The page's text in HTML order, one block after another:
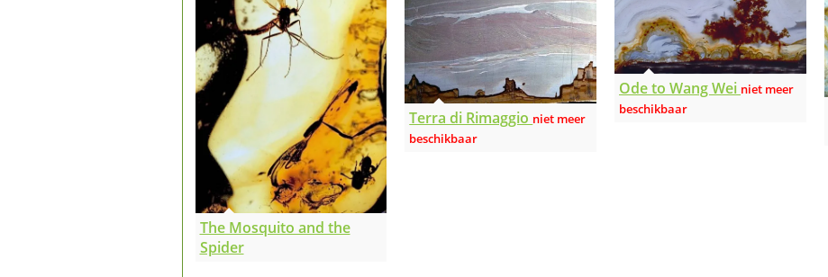
The Mosquito and the
Spider
Terra di Rimaggio
Ode to Wang Wei